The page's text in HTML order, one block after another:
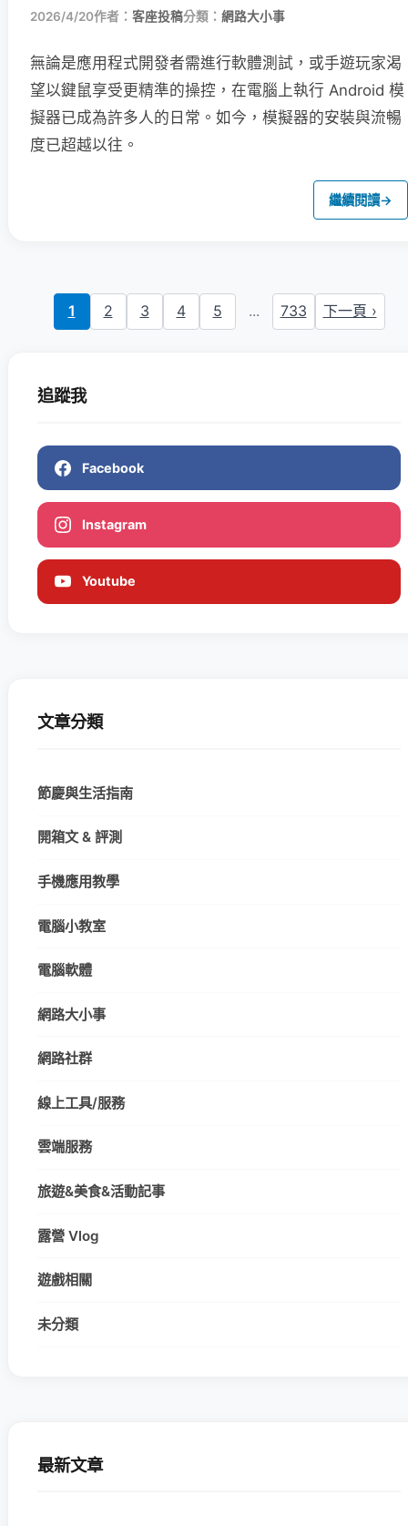
2026/4/20作者： 客座投稿分類： 網路大小事
無論是應用程式開發者需進行軟體測試，或手遊玩家渴
望以鍵鼠享受更精準的操控，在電腦上執行 Android 模
擬器已成為許多人的日常。如今，模擬器的安裝與流暢
度已超越以往。
繼續閱讀→
1 2 3 4 5 ... 733 下一頁 ›
追蹤我
Facebook
Instagram
Youtube
文章分類
節慶與生活指南
開箱文 & 評測
手機應用教學
電腦小教室
電腦軟體
網路大小事
網路社群
線上工具/服務
雲端服務
旅遊&美食&活動記事
露營 Vlog
遊戲相關
未分類
最新文章